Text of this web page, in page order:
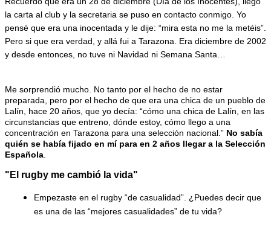
la carta al club y la secretaria se puso en contacto conmigo. Yo
pensé que era una inocentada y le dije: “mira esta no me la metéis”.
Pero si que era verdad, y allá fui a Tarazona. Era diciembre de 2002
y desde entonces, no tuve ni Navidad ni Semana Santa…
Me sorprendió mucho. No tanto por el hecho de no estar
preparada, pero por el hecho de que era una chica de un pueblo de
Lalín, hace 20 años, que yo decía: “cómo una chica de Lalín, en las
circunstancias que entreno, dónde estoy, cómo llego a una
concentración en Tarazona para una selección nacional.” No sabía
quién se había fijado en mí para en 2 años llegar a la Selección
Española
"El rugby me cambió la vida"
Empezaste en el rugby “de casualidad”. ¿Puedes decir que
es una de las “mejores casualidades” de tu vida?